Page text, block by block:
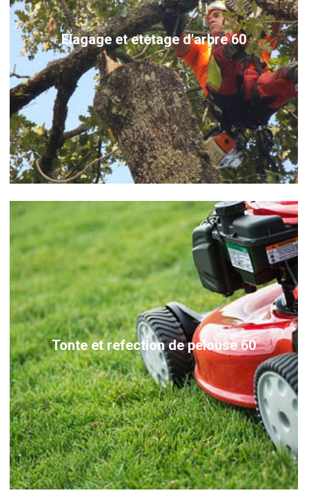
Elagage et etetage d'arbre 60
Tonte et refection de pelouse 60